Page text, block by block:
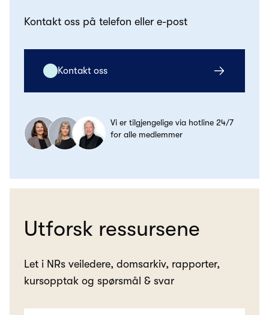
Kontakt oss på telefon eller e-post
Kontakt oss
Vi er tilgjengelige via hotline 24/7
for alle medlemmer
Utforsk ressursene
Let i NRs veiledere, domsarkiv, rapporter,
kursopptak og spørsmål & svar